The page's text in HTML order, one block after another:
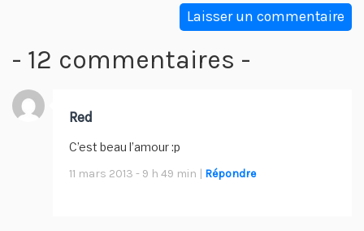
- 12 commentaires -
Red
C’est beau l’amour :p
11 mars 2013 - 9 h 49 min | Répondre